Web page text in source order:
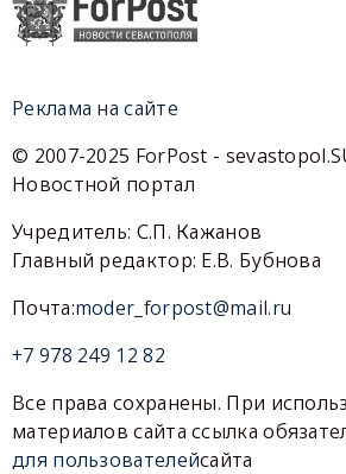
Реклама на сайте
© 2007-2025 ForPost -
Новостной портал
Учредитель: С.П. Кажанов
Главный редактор: Е.В. Бубнова
Почта:moder_forpost@mail.ru
+7 978 249 12 82
Все права сохранены. При
материалов сайта ссылка
для пользователейсайта